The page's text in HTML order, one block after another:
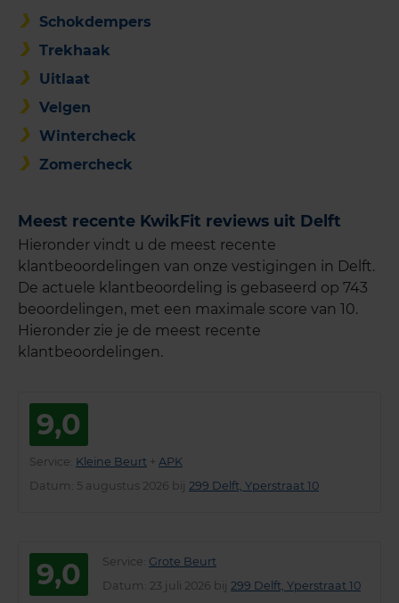
Schokdempers
Trekhaak
Uitlaat
Velgen
Wintercheck
Zomercheck
Meest recente KwikFit reviews uit Delft
Hieronder vindt u de meest recente
klantbeoordelingen van onze vestigingen in Delft.
De actuele klantbeoordeling is gebaseerd op 743
beoordelingen, met een maximale score van 10.
Hieronder zie je de meest recente
klantbeoordelingen.
9,0
Service Kleine Beurt + APK
Datum : 5 augustus 2026 bij 299 Delft, Yperstraat 10
9,0 Service Grote Beurt
Datum
: 23 juli 2026 bij 299 Delft, Yperstraat 10